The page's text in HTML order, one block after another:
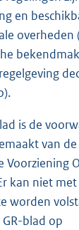
en
overheden
is de
van de
Voorziening
kan niet
worden
blad op